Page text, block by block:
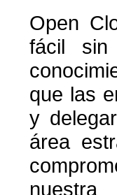
Open
fácil sin
que las
y
área